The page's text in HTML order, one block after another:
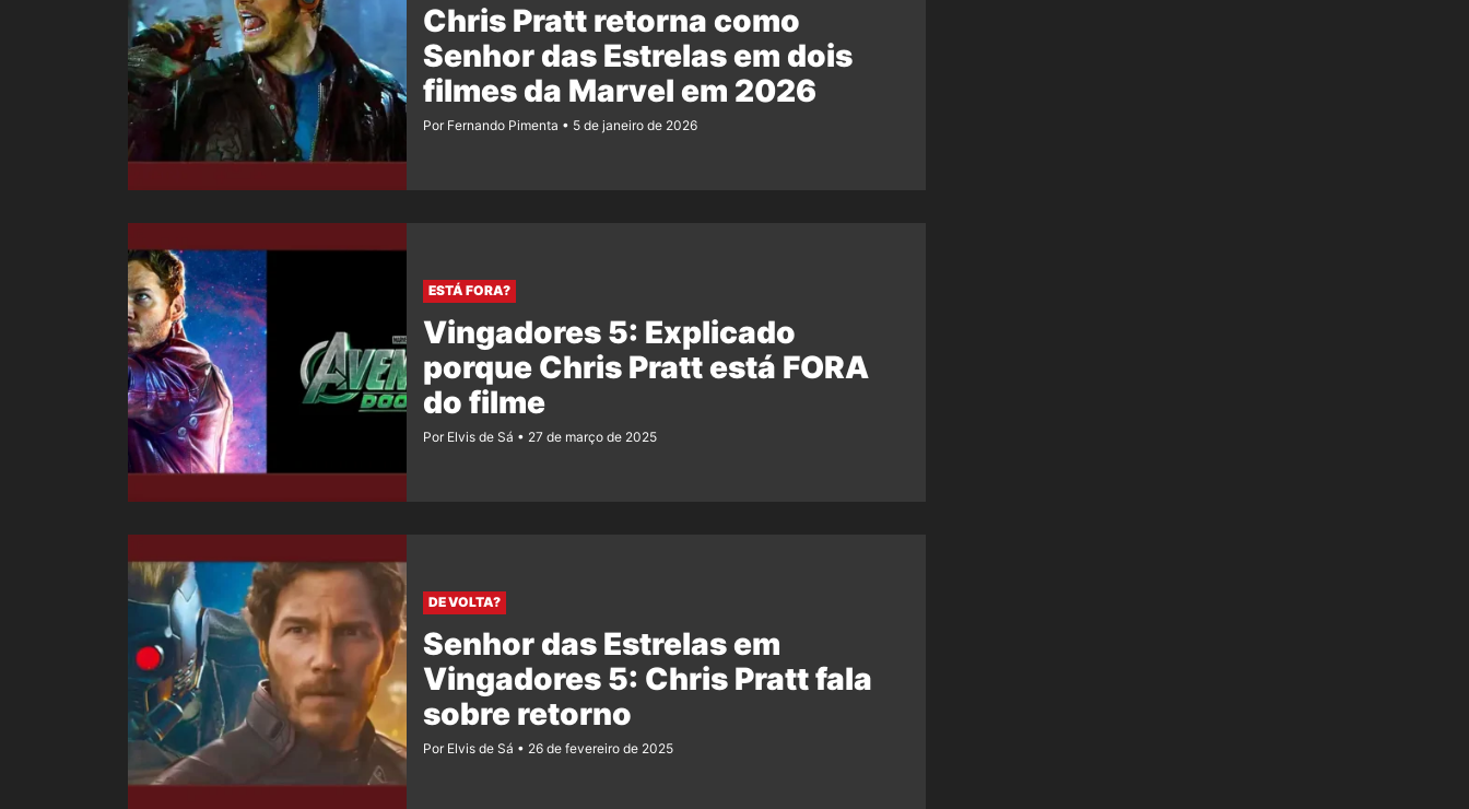
Chris Pratt retorna como
Senhor das Estrelas em dois
filmes da Marvel em 2026
Por Fernando Pimenta 5 de janeiro de 2026
ESTÁ FORA?
Vingadores 5: Explicado
porque Chris Pratt está FORA
do filme
Por Elvis de Sá 27 de março de 2025
DE VOLTA?
Senhor das Estrelas em
Vingadores 5: Chris Pratt fala
sobre retorno
Por Elvis de Sá 26 de fevereiro de 2025